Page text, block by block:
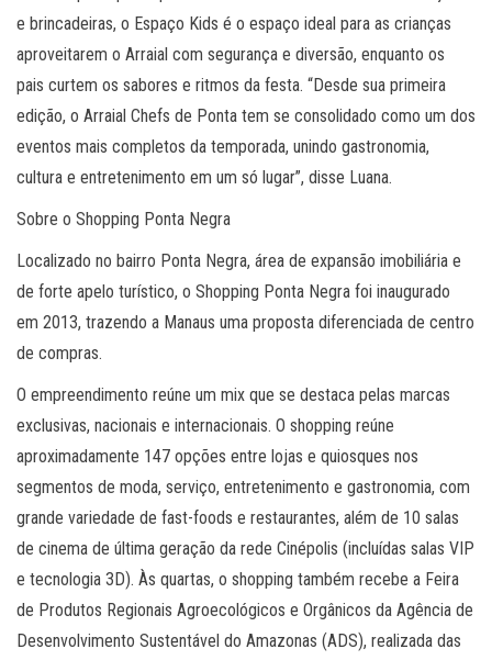
e brincadeiras, o Espaço Kids é o espaço ideal para as crianças
aproveitarem o Arraial com segurança e diversão, enquanto os
pais curtem os sabores e ritmos da festa. “Desde sua primeira
edição, o Arraial Chefs de Ponta tem se consolidado como um dos
eventos mais completos da temporada, unindo gastronomia,
cultura e entretenimento em um só lugar”, disse Luana.
Sobre o Shopping Ponta Negra
Localizado no bairro Ponta Negra, área de expansão imobiliária e
de forte apelo turístico, o Shopping Ponta Negra foi inaugurado
em 2013, trazendo a Manaus uma proposta diferenciada de centro
de compras.
O empreendimento reúne um mix que se destaca pelas marcas
exclusivas, nacionais e internacionais. O shopping reúne
aproximadamente 147 opções entre lojas e quiosques nos
segmentos de moda, serviço, entretenimento e gastronomia, com
grande variedade de fast-foods e restaurantes, além de 10 salas
de cinema de última geração da rede Cinépolis (incluídas salas VIP
e tecnologia 3D). Às quartas, o shopping também recebe a Feira
de Produtos Regionais Agroecológicos e Orgânicos da Agência de
Desenvolvimento Sustentável do Amazonas (ADS), realizada das